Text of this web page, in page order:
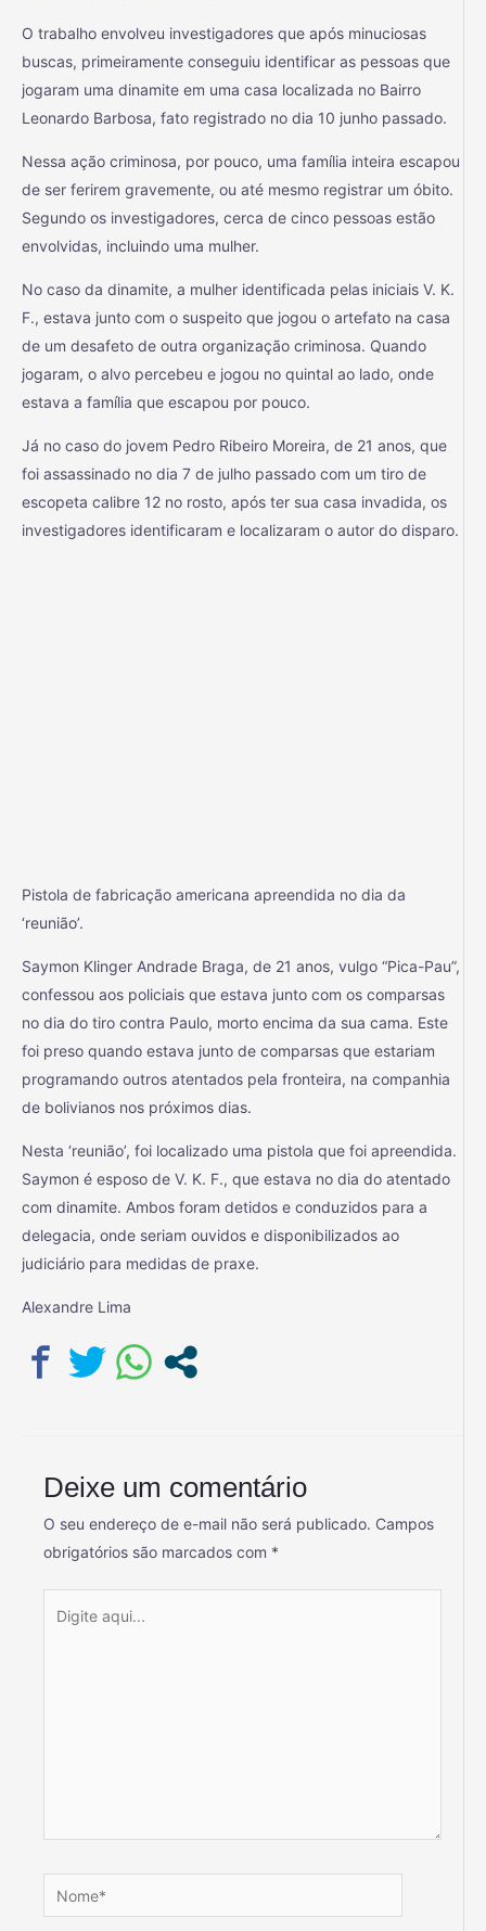
O trabalho envolveu investigadores que após minuciosas
buscas, primeiramente conseguiu identificar as pessoas que
jogaram uma dinamite em uma casa localizada no Bairro
Leonardo Barbosa, fato registrado no dia 10 junho passado.
Nessa ação criminosa, por pouco, uma família inteira escapou
de ser ferirem gravemente, ou até mesmo registrar um óbito.
Segundo os investigadores, cerca de cinco pessoas estão
envolvidas, incluindo uma mulher.
No caso da dinamite, a mulher identificada pelas iniciais V. K.
F., estava junto com o suspeito que jogou o artefato na casa
de um desafeto de outra organização criminosa. Quando
jogaram, o alvo percebeu e jogou no quintal ao lado, onde
estava a família que escapou por pouco.
Já no caso do jovem Pedro Ribeiro Moreira, de 21 anos, que
foi assassinado no dia 7 de julho passado com um tiro de
escopeta calibre 12 no rosto, após ter sua casa invadida, os
investigadores identificaram e localizaram o autor do disparo.
Pistola de fabricação americana apreendida no dia da
‘reunião’.
Saymon Klinger Andrade Braga, de 21 anos, vulgo “Pica-Pau”,
confessou aos policiais que estava junto com os comparsas
no dia do tiro contra Paulo, morto encima da sua cama. Este
foi preso quando estava junto de comparsas que estariam
programando outros atentados pela fronteira, na companhia
de bolivianos nos próximos dias.
Nesta ‘reunião’, foi localizado uma pistola que foi apreendida.
Saymon é esposo de V. K. F., que estava no dia do atentado
com dinamite. Ambos foram detidos e conduzidos para a
delegacia, onde seriam ouvidos e disponibilizados ao
judiciário para medidas de praxe.
Alexandre Lima
Deixe um comentário
O seu endereço de e-mail não será publicado. Campos
obrigatórios são marcados com *